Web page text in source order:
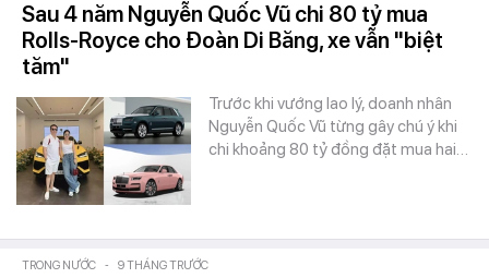
Sau 4 năm Nguyễn Quốc Vũ chi 80 tỷ mua
Rolls-Royce cho Đoàn Di Băng, xe vẫn "biệt
tăm"
Trước khi vướng lao lý, doanh nhân
Nguyễn Quốc Vũ từng gây chú ý khi
chi khoảng 80 tỷ đồng đặt mua hai…
TRONG NƯỚC - 9 THÁNG TRƯỚC